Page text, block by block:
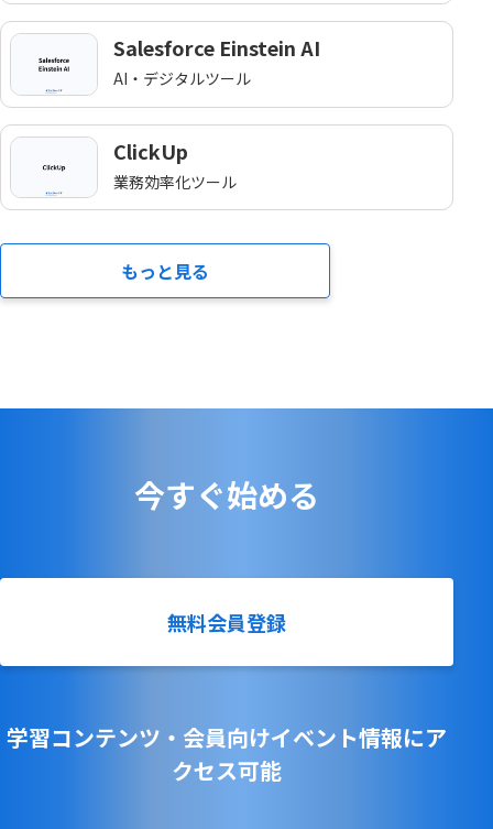
Salesforce Einstein AI
AI・デジタルツール
ClickUp
業務効率化ツール
もっと見る
今すぐ始める
無料会員登録
学習コンテンツ・会員向けイベント情報にア
クセス可能